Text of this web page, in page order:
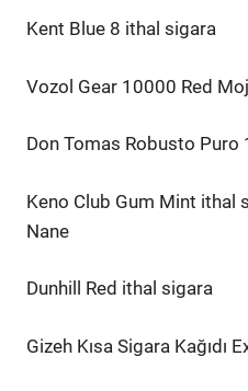
Kent Blue 8 ithal sigara
Vozol Gear 10000 Red
Don Tomas Robusto Puro
Keno Club Gum Mint ithal
Nane
Dunhill Red ithal sigara
Gizeh Kısa Sigara Kağıdı